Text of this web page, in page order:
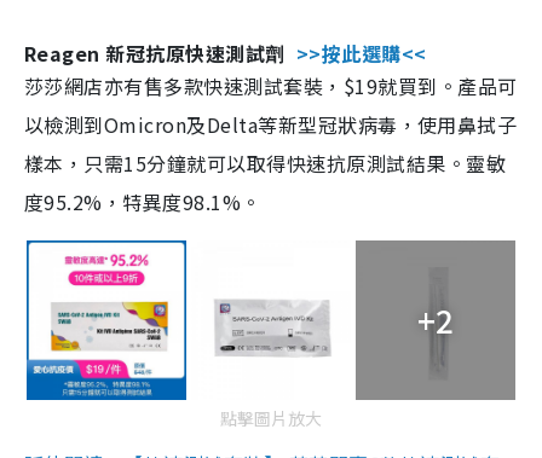
Reagen 新冠抗原快速測試劑 >>按此選購<<
莎莎網店亦有售多款快速測試套裝，$19就買到。產品可
以檢測到Omicron及Delta等新型冠狀病毒，使用鼻拭子
樣本，只需15分鐘就可以取得快速抗原測試結果。靈敏
度95.2%，特異度98.1%。
+2
點擊圖片放大